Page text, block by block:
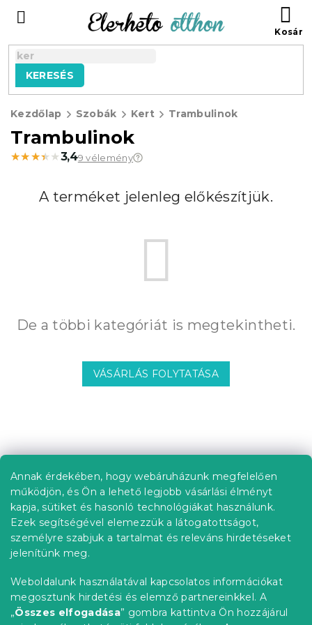
Annak érdekében, hogy webáruházunk megfelelően
működjön, és Ön a lehető legjobb vásárlási élményt
kapja, sütiket és hasonló technológiákat használunk.
Ezek segítségével elemezzük a látogatottságot,
személyre szabjuk a tartalmat és releváns hirdetéseket
jelenítünk meg.
Weboldalunk használatával kapcsolatos információkat
megosztunk hirdetési és elemző partnereinkkel. A
„Összes elfogadása” gombra kattintva Ön hozzájárul
tartalomhoz
KERESÉS
Kezdőlap Szobák Kert Trambulinok
Trambulinok
★★★★★
★★★★★3,49 vélemény
A terméket jelenleg előkészítjük.
De a többi kategóriát is megtekintheti.
VÁSÁRLÁS FOLYTATÁSA
á
Információ az Ön számára
Rendelés követése
Szállítási lehetőségek
Fizetési lehetőségek
Reklamáció és áruvisszaküldés
Elérhetőség
Általános szerződési feltételek
Adatvédelmi nyilatkozat